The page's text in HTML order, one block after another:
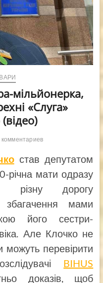
мільйонерка,
«Слуга»
став депутатом
річна мати одразу
різну дорогу
збагачення мами
його сестри-
Але Клочко не
можуть перевірити
BIHUS
доказів, щоб